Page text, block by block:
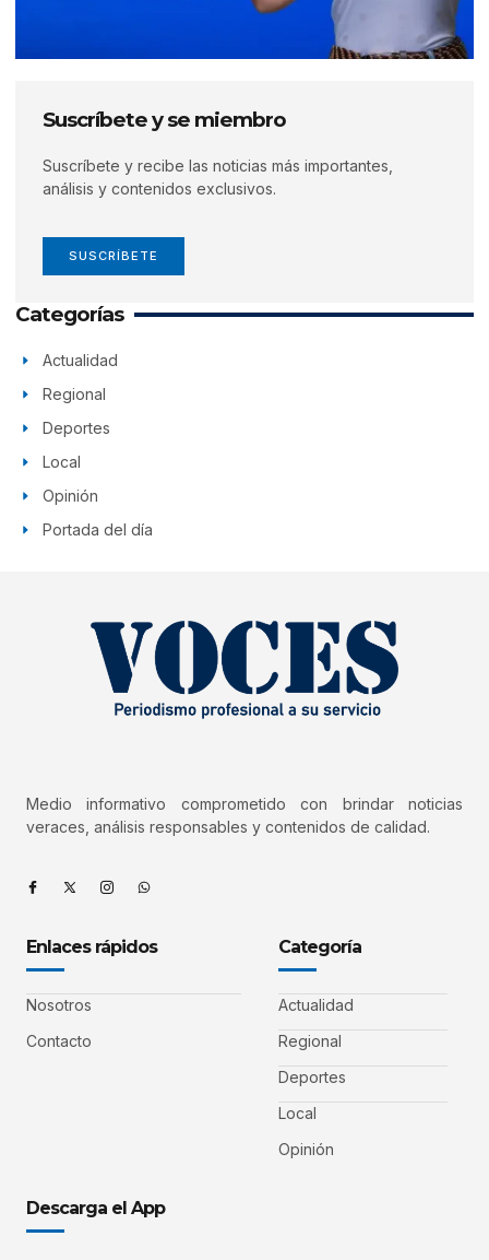
Suscríbete y se miembro
Suscríbete y recibe las noticias más importantes,
análisis y contenidos exclusivos.
SUSCRÍBETE
Categorías
Actualidad
Regional
Deportes
Local
Opinión
Portada del día
Medio informativo comprometido con brindar noticias
veraces, análisis responsables y contenidos de calidad.
Enlaces rápidos
Nosotros
Contacto
Categoría
Actualidad
Regional
Deportes
Local
Opinión
Descarga el App